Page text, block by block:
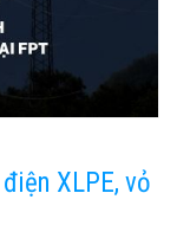
XLPE, vỏ